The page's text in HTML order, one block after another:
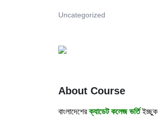
Uncategorized
About Course
বাংলাদেশেরক্যাডেট কলেজ ভর্তিইচ্ছুক